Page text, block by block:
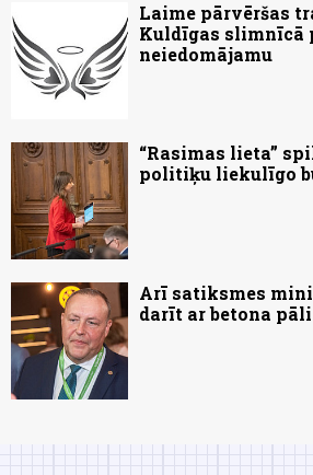
Laime pārvēršas
Kuldīgas slimnīcā
neiedomājamu
“Rasimas lieta”
politiķu liekulīgo
Arī satiksmes
darīt ar betona